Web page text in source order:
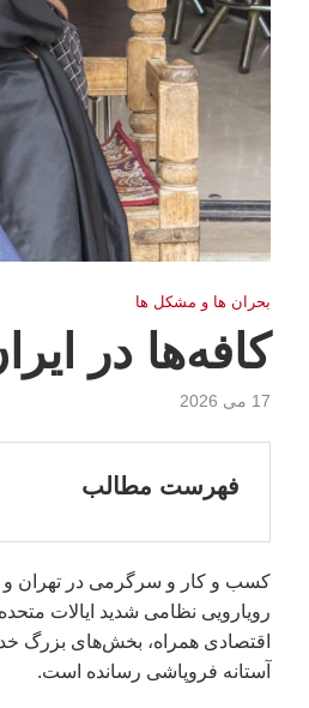
بحران ها و مشكل ها
کافه‌ها در
17 می 2026
فهرست مطالب
کسب و کار و سرگرمی در تهران و
رویارویی نظامی شدید ایالات
اقتصادی همراه، بخش‌های بزرگ
آستانه فروپاشی رسانده است.